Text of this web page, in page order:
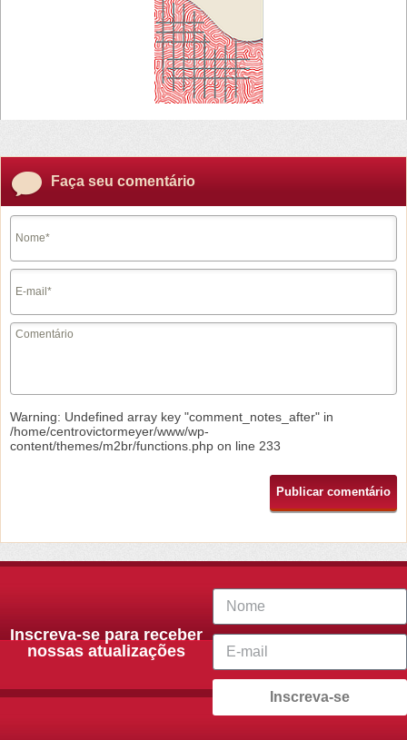
Faça seu comentário
Warning: Undefined array key "comment_notes_after" in
/home/centrovictormeyer/www/wp-
content/themes/m2br/functions.php on line 233
Inscreva-se para receber
nossas atualizações
Inscreva-se